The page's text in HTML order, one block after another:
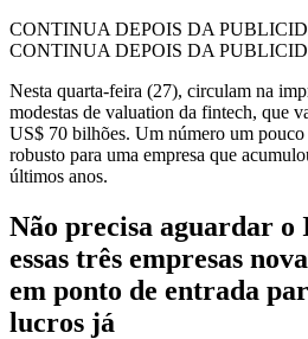
CONTINUA DEPOIS DA
CONTINUA DEPOIS DA
Nesta quarta-feira (27), circulam na
modestas de valuation da fintech, que
US$ 70 bilhões. Um número um pouco
robusto para uma empresa que
últimos anos.
Não precisa aguardar o
essas três empresas
em ponto de entrada
lucros já